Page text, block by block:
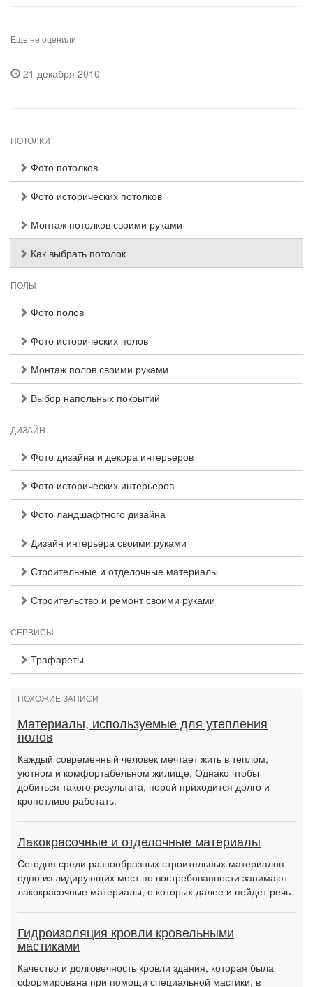
Еще не оценили
21 декабря 2010
ПОТОЛКИ
Фото потолков
Фото исторических потолков
Монтаж потолков своими руками
Как выбрать потолок
ПОЛЫ
Фото полов
Фото исторических полов
Монтаж полов своими руками
Выбор напольных покрытий
ДИЗАЙН
Фото дизайна и декора интерьеров
Фото исторических интерьеров
Фото ландшафтного дизайна
Дизайн интерьера своими руками
Строительные и отделочные материалы
Строительство и ремонт своими руками
СЕРВИСЫ
Трафареты
ПОХОЖИЕ ЗАПИСИ
Материалы, используемые для утепления
полов
Каждый современный человек мечтает жить в теплом,
уютном и комфортабельном жилище. Однако чтобы
добиться такого результата, порой приходится долго и
кропотливо работать.
Лакокрасочные и отделочные материалы
Сегодня среди разнообразных строительных материалов
одно из лидирующих мест по востребованности занимают
лакокрасочные материалы, о которых далее и пойдет речь.
Гидроизоляция кровли кровельными
мастиками
Качество и долговечность кровли здания, которая была
сформирована при помощи специальной мастики, в